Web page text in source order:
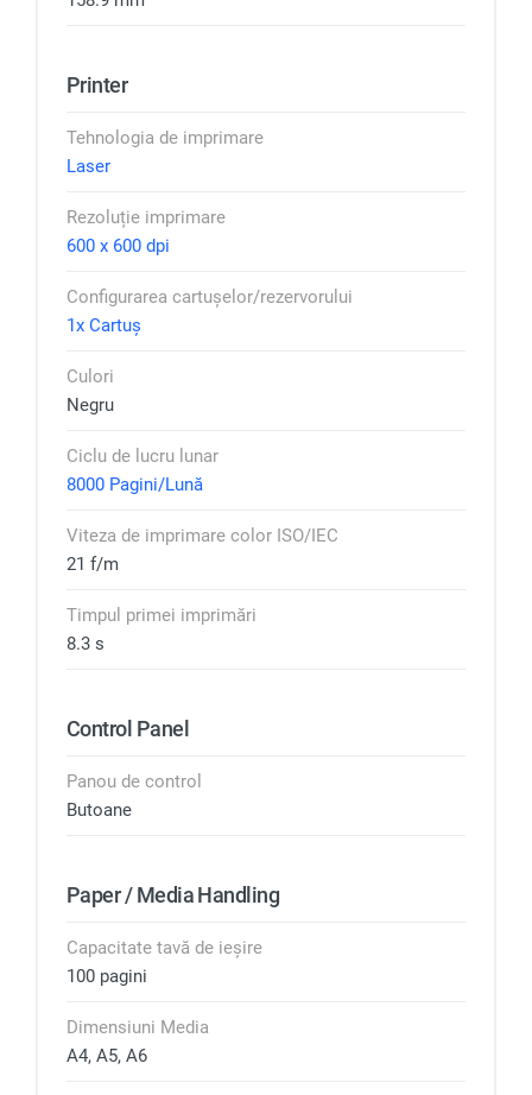
Printer
Tehnologia de imprimare
Laser
Rezoluție imprimare
600 x 600 dpi
Configurarea cartușelor/rezervorului
1x Cartuș
Culori
Negru
Ciclu de lucru lunar
8000 Pagini/Lună
Viteza de imprimare color ISO/IEC
21 f/m
Timpul primei imprimări
8.3 s
Control Panel
Panou de control
Butoane
Paper / Media Handling
Capacitate tavă de ieșire
100 pagini
Dimensiuni Media
A4, A5, A6